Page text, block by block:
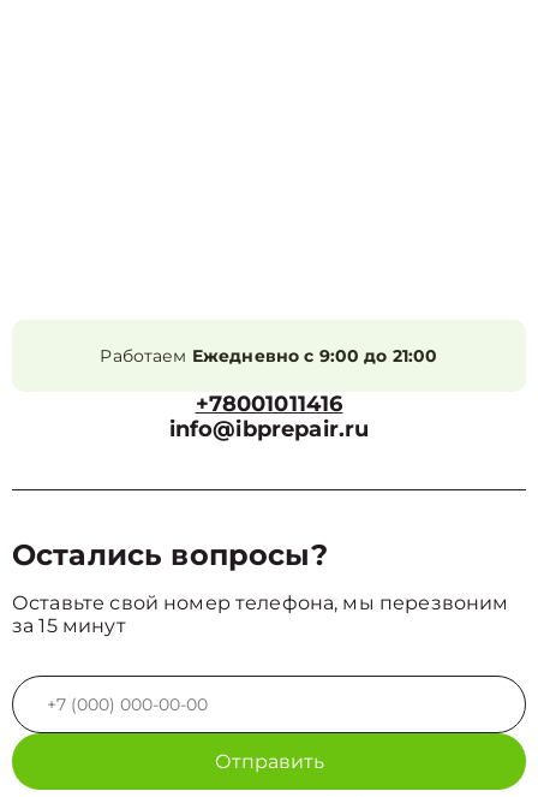
Работаем Ежедневно с 9:00 до 21:00
+78001011416
info@ibprepair.ru
Остались вопросы?
Оставьте свой номер телефона, мы перезвоним
за 15 минут
Отправить